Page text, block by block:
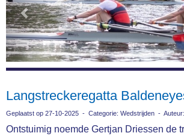
Langstreckeregatta
Geplaatst op 27-10-2025 - Categorie: Wedstrijden -
Ontstuimig noemde Gertjan Driessen de